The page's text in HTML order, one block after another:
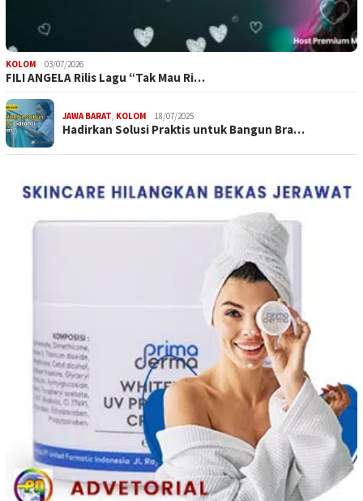
KOLOM 03/07/2026
FILI ANGELA Rilis Lagu “Tak Mau Ri…
JAWA BARAT KOLOM 18/07/2025
Hadirkan Solusi Praktis untuk Bangun Bra…